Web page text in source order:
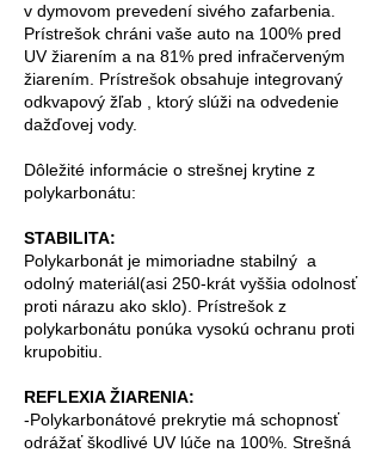
v dymovom prevedení sivého zafarbenia.
Prístrešok chráni vaše auto na 100% pred
UV žiarením a na 81% pred infračerveným
žiarením. Prístrešok obsahuje integrovaný
odkvapový žľab , ktorý slúži na odvedenie
dažďovej vody.
Dôležité informácie o strešnej krytine z
polykarbonátu:
STABILITA:
Polykarbonát je mimoriadne stabilný a
odolný materiál(asi 250-krát vyššia odolnosť
proti nárazu ako sklo). Prístrešok z
polykarbonátu ponúka vysokú ochranu proti
krupobitiu.
REFLEXIA ŽIARENIA:
-Polykarbonátové prekrytie má schopnosť
odrážať škodlivé UV lúče na 100%. Strešná